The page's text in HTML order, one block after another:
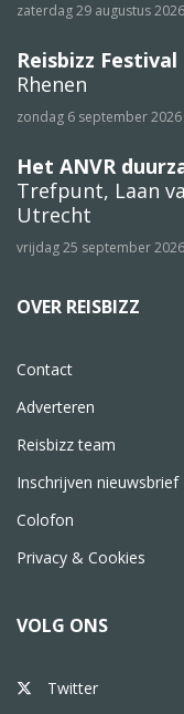
zaterdag 29 augustus 2026
Reisbizz Festival
Rhenen
zondag 6 september 2026
Het ANVR
Trefpunt, Laan
Utrecht
vrijdag 25 september 2026
OVER REISBIZZ
Contact
Adverteren
Reisbizz team
Inschrijven nieuwsbrief
Colofon
Privacy & Cookies
VOLG ONS
Twitter